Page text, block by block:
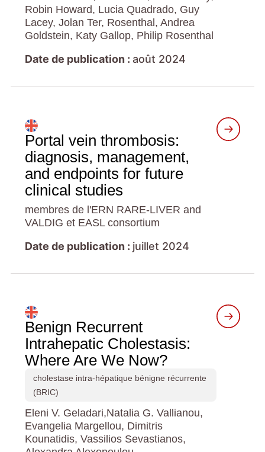
Robin Howard, Lucia Quadrado, Guy
Lacey, Jolan Ter, Rosenthal, Andrea
Goldstein, Katy Gallop, Philip Rosenthal
Date de publication : août 2024
Portal vein thrombosis:
diagnosis, management,
and endpoints for future
clinical studies
membres de l'ERN RARE-LIVER and
VALDIG et EASL consortium
Date de publication : juillet 2024
Benign Recurrent
Intrahepatic Cholestasis:
Where Are We Now?
cholestase intra-hépatique bénigne récurrente
(BRIC)
Eleni V. Geladari,Natalia G. Vallianou,
Evangelia Margellou, Dimitris
Kounatidis, Vassilios Sevastianos,